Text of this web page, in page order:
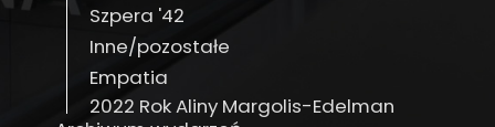
Szpera '42
Inne/pozostałe
Empatia
2022 Rok Aliny Margolis-Edelman